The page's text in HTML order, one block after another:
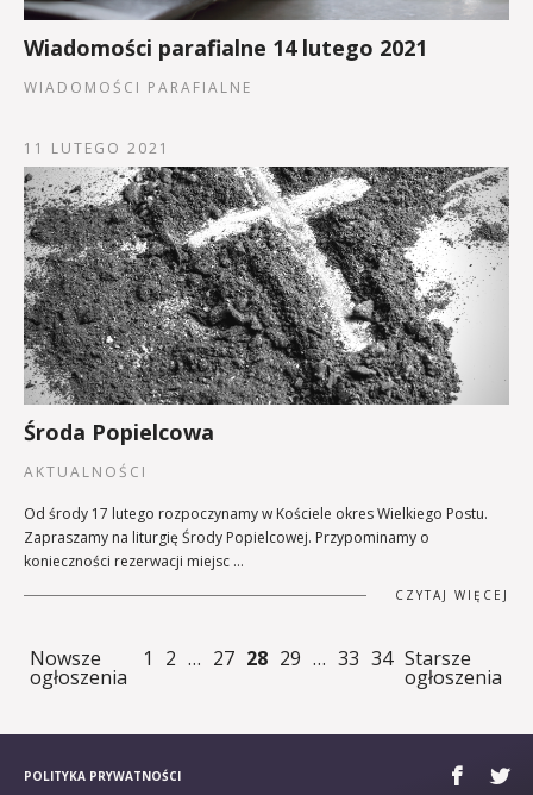
Wiadomości parafialne 14 lutego 2021
WIADOMOŚCI PARAFIALNE
11 LUTEGO 2021
Środa Popielcowa
AKTUALNOŚCI
Od środy 17 lutego rozpoczynamy w Kościele okres Wielkiego Postu.
Zapraszamy na liturgię Środy Popielcowej. Przypominamy o
konieczności rezerwacji miejsc …
CZYTAJ WIĘCEJ
Nowsze
ogłoszenia
1 2 … 27 28 29 … 33 34 Starsze
ogłoszenia
POLITYKA PRYWATNOŚCI